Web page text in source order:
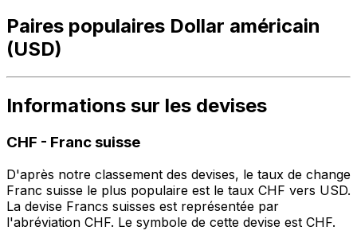
Paires populaires Dollar américain
(USD)
Informations sur les devises
CHF - Franc suisse
D'après notre classement des devises, le taux de change
Franc suisse le plus populaire est le taux CHF vers USD.
La devise Francs suisses est représentée par
l'abréviation CHF. Le symbole de cette devise est CHF.